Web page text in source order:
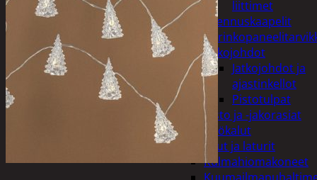
liittimet
Asennuskaapelit
Jatkojohdot
Jatkojohdot ja
ajastinkellot
Pistotulpat
Pisto ja -jakorasiat
Sähkötyökalut
Akut ja laturit
Kulmahiomakoneet